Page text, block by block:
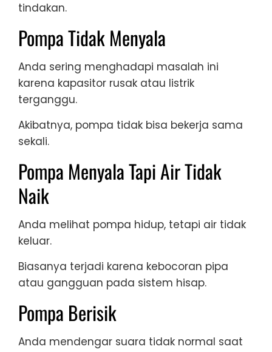
tindakan.
Pompa Tidak Menyala
Anda sering menghadapi masalah ini
karena kapasitor rusak atau listrik
terganggu.
Akibatnya, pompa tidak bisa bekerja sama
sekali.
Pompa Menyala Tapi Air Tidak
Naik
Anda melihat pompa hidup, tetapi air tidak
keluar.
Biasanya terjadi karena kebocoran pipa
atau gangguan pada sistem hisap.
Pompa Berisik
Anda mendengar suara tidak normal saat